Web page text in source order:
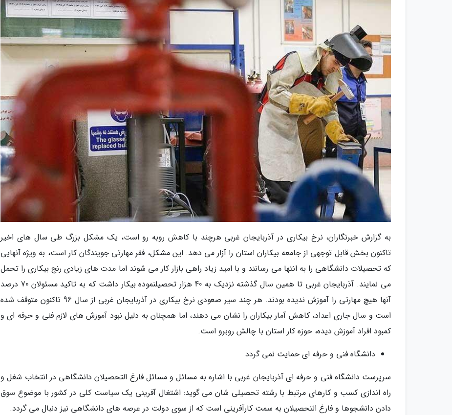
به گزارش خبرنگاران، نرخ بیکاری در آذربایجان غربی هرچند با کاهش روبه رو است، یک مشکل بزرگ طی سال های اخیر
تاکنون بخش قابل توجهی از جامعه بیکاران استان را آزار می دهد. این مشکل، فقر مهارتی جویندگان کار است، به ویژه آنهایی
که تحصیلات دانشگاهی را به انتها می رسانند و با امید زیاد راهی بازار کار می شوند اما مدت های زیادی رنج بیکاری را تحمل
می نمایند. آذربایجان غربی تا همین سال گذشته نزدیک به 40 هزار تحصیلنموده بیکار داشت که به تاکید مسئولان 70 درصد
آنها هیچ مهارتی را آموزش ندیده بودند. هر چند سیر صعودی نرخ بیکاری در آذربایجان غربی از سال 96 تاکنون متوقف شده
است و سال جاری اعداد، کاهش آمار بیکاران را نشان می دهند، اما همچنان به دلیل نبود آموزش های لازم فنی و حرفه ای و
کمبود افراد آموزش دیده، حوزه کار استان با چالش روبرو است.
دانشگاه فنی و حرفه ای حمایت نمی گردد
سرپرست دانشگاه فنی و حرفه ای آذربایجان غربی با اشاره به مسائل و مسائل فارغ التحصیلان دانشگاهی در انتخاب شغل و
راه اندازی کسب و کارهای مرتبط با رشته تحصیلی شان می گوید: اشتغال آفرینی یک سیاست کلی در کشور با موضوع سوق
دادن دانشجوها و فارغ التحصیلان به سمت کارآفرینی است که از سوی دولت در عرصه های دانشگاهی نیز دنبال می گردد.